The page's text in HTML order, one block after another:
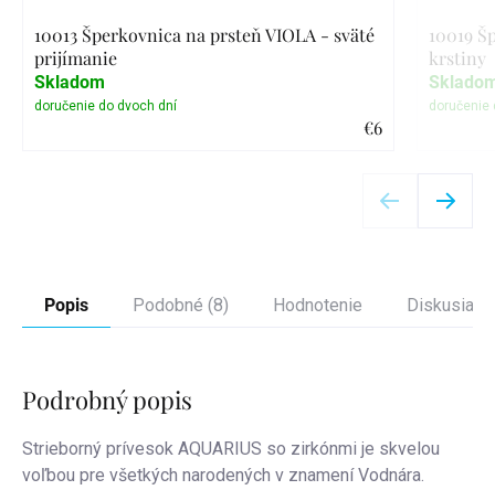
10013 Šperkovnica na prsteň VIOLA - sväté
prijímanie
€6
Skladom
10019
krstiny
Popis Podobné (8) Hodnotenie Diskusia
Podrobný popis
Strieborný prívesok AQUARIUS so zirkónmi je skvelou
voľbou pre všetkých narodených v znamení Vodnára.